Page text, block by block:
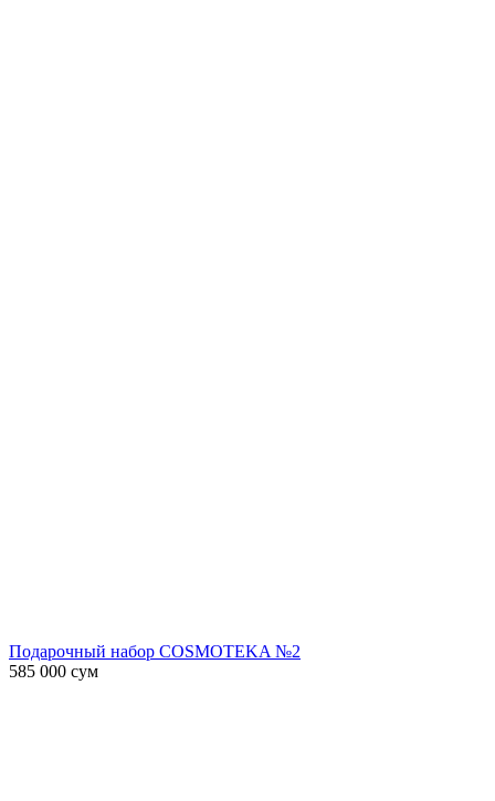
Подарочный набор COSMOTEKA №2
585 000 сум